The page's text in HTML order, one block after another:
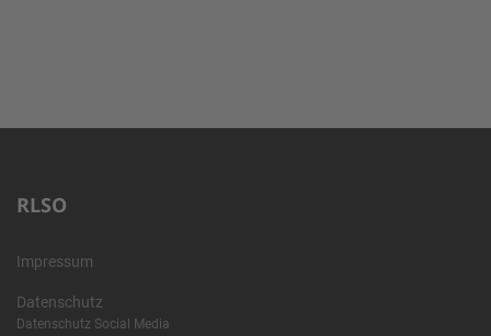
RLSO
Impressum
Datenschutz
Datenschutz Social Media